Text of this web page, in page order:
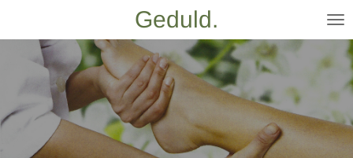
direct
hoofdinhoud
Geduld.